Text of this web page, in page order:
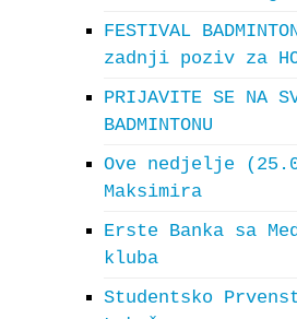
FESTIVAL
zadnji poziv za
PRIJAVITE SE NA
BADMINTONU
Ove nedjelje
Maksimira
Erste Banka sa
kluba
Studentsko